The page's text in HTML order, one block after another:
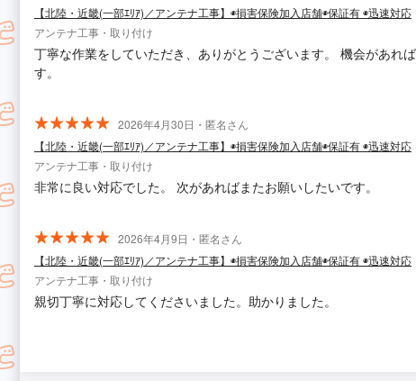
【北陸・近畿(一部ｴﾘｱ)／アンテナ工事】◉損害保険加入店舗◉保証有 ◉迅速対応
アンテナ工事・取り付け
丁寧な作業をしていただき、ありがとうございます。 機会があれ
す。
2026年4月30日・匿名さん
【北陸・近畿(一部ｴﾘｱ)／アンテナ工事】◉損害保険加入店舗◉保証有 ◉迅速対応
アンテナ工事・取り付け
非常に良い対応でした。 次があればまたお願いしたいです。
2026年4月9日・匿名さん
【北陸・近畿(一部ｴﾘｱ)／アンテナ工事】◉損害保険加入店舗◉保証有 ◉迅速対応
アンテナ工事・取り付け
親切丁寧に対応してくださいました。助かりました。